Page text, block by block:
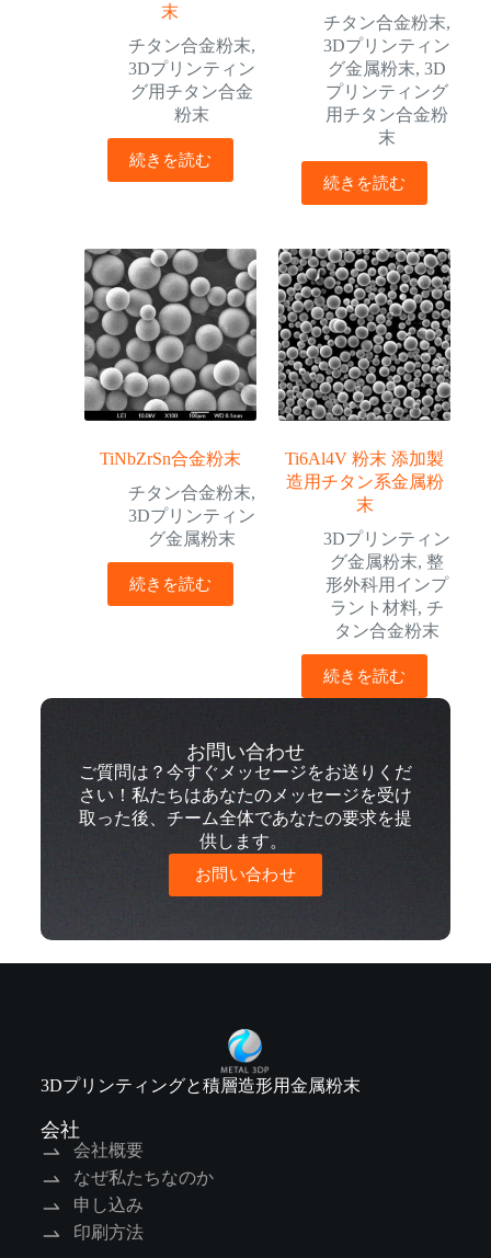
末
チタン合金粉末,
3Dプリンティン
グ用チタン合金
粉末
続きを読む
チタン合金粉末,
3Dプリンティン
グ金属粉末, 3D
プリンティング
用チタン合金粉
末
続きを読む
TiNbZrSn合金粉末
チタン合金粉末,
3Dプリンティン
グ金属粉末
続きを読む
Ti6Al4V 粉末 添加製
造用チタン系金属粉
末
3Dプリンティン
グ金属粉末, 整
形外科用インプ
ラント材料, チ
タン合金粉末
続きを読む
お問い合わせ
ご質問は？今すぐメッセージをお送りくだ
さい！私たちはあなたのメッセージを受け
取った後、チーム全体であなたの要求を提
供します。
お問い合わせ
3Dプリンティングと積層造形用金属粉末
会社
会社概要
なぜ私たちなのか
申し込み
印刷方法